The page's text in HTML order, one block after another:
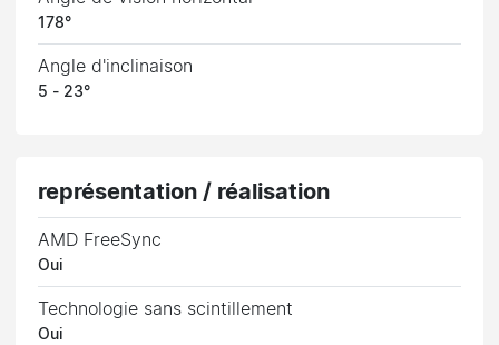
178°
Angle d'inclinaison
5 - 23°
représentation / réalisation
AMD FreeSync
Oui
Technologie sans scintillement
Oui